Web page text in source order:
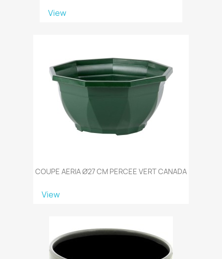
View
COUPE AERIA Ø27 CM PERCEE VERT CANADA
View